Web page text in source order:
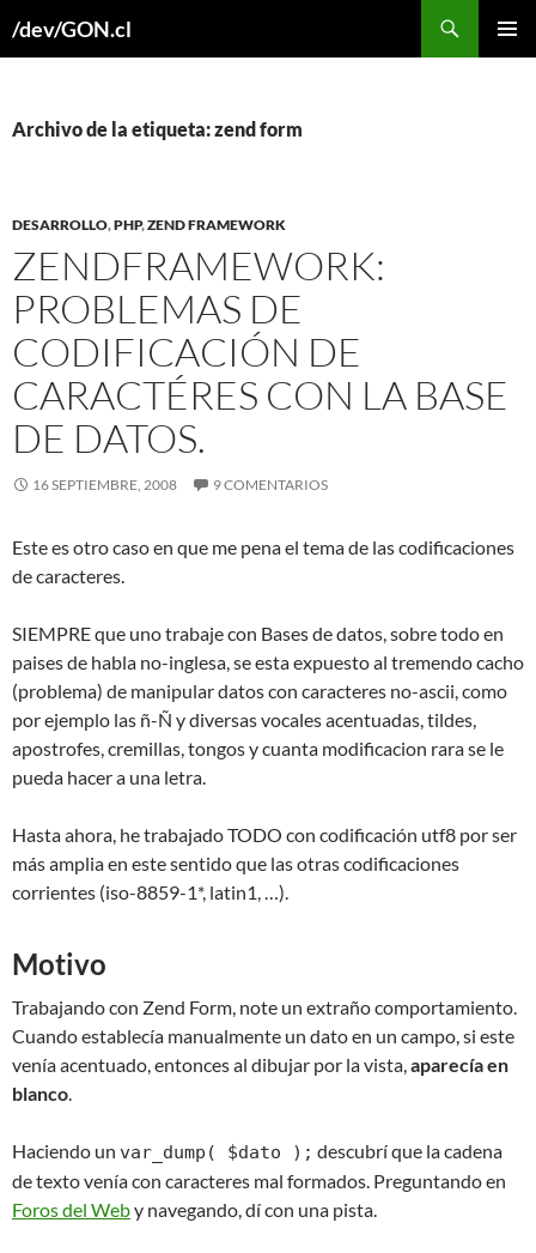
/dev/GON.cl
Archivo de la etiqueta: zend form
DESARROLLO,PHP,ZEND FRAMEWORK
ZENDFRAMEWORK:
PROBLEMAS DE
CODIFICACIÓN DE
CARACTÉRES CON LA BASE
DE DATOS.
16 SEPTIEMBRE, 2008 9 COMENTARIOS
Este es otro caso en que me pena el tema de las codificaciones
de caracteres.
SIEMPRE que uno trabaje con Bases de datos, sobre todo en
paises de habla no-inglesa, se esta expuesto al tremendo cacho
(problema) de manipular datos con caracteres no-ascii, como
por ejemplo las ñ-Ñ y diversas vocales acentuadas, tildes,
apostrofes, cremillas, tongos y cuanta modificacion rara se le
pueda hacer a una letra.
Hasta ahora, he trabajado TODO con codificación utf8 por ser
más amplia en este sentido que las otras codificaciones
corrientes (iso-8859-1*, latin1, …).
Motivo
Trabajando con Zend Form, note un extraño comportamiento.
Cuando establecía manualmente un dato en un campo, si este
venía acentuado, entonces al dibujar por la vista,aparecía en
blanco.
Haciendo un var_dump( $dato ); descubrí que la cadena
de texto venía con caracteres mal formados. Preguntando en
Foros del Weby navegando, dí con una pista.